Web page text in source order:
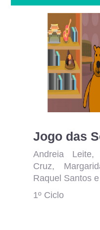
Jogo das
Andreia
Cruz,
Raquel Santos
1º Ciclo